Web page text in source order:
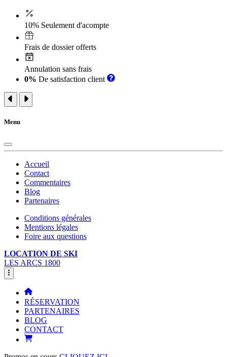
10% Seulement d'acompte
Frais de dossier offerts
Annulation sans frais
0% De satisfaction client
Menu
Accueil
Contact
Commentaires
Blog
Partenaires
Conditions générales
Mentions légales
Foire aux questions
LOCATION DE SKI
LES ARCS 1800
RÉSERVATION
PARTENAIRES
BLOG
CONTACT